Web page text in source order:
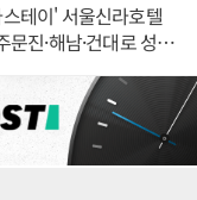
테이' 서울신라호텔
문진·해남·건대로 성